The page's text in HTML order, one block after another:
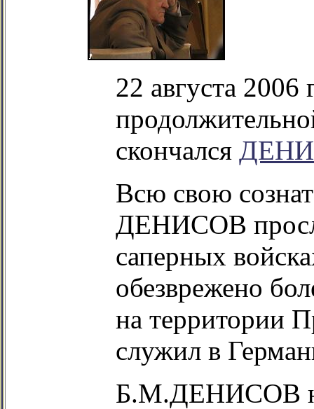
22 августа 2006
скончался
Всю свою
ДЕНИСОВ
саперных
обезврежено
на территории
служил в
Б.М.ДЕНИСОВ